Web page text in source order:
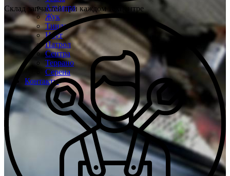
Альмера
Жук
Тиида
Ноут
Патрол
Сентра
Террано
Серена
Контакты
Склад запчастей при каждом техцентре